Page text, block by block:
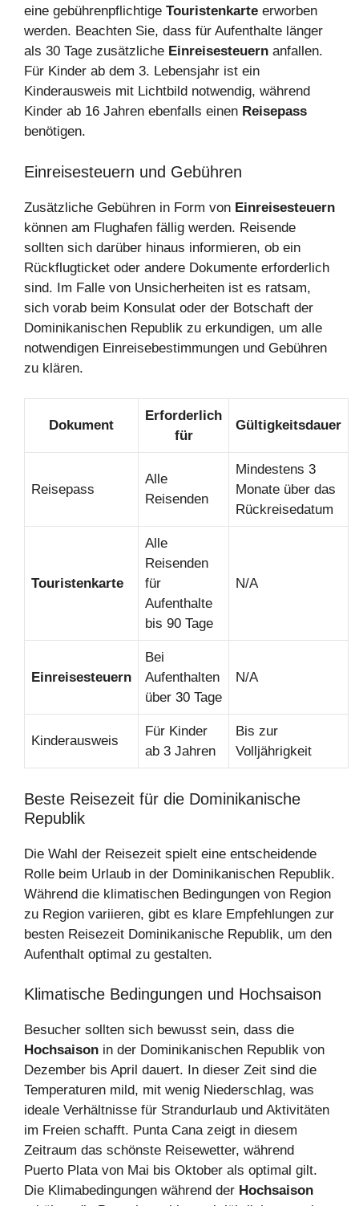
eine gebührenpflichtige Touristenkarte erworben
werden. Beachten Sie, dass für Aufenthalte länger
als 30 Tage zusätzliche Einreisesteuern anfallen.
Für Kinder ab dem 3. Lebensjahr ist ein
Kinderausweis mit Lichtbild notwendig, während
Kinder ab 16 Jahren ebenfalls einen Reisepass
benötigen.
Einreisesteuern und Gebühren
Zusätzliche Gebühren in Form von Einreisesteuern
können am Flughafen fällig werden. Reisende
sollten sich darüber hinaus informieren, ob ein
Rückflugticket oder andere Dokumente erforderlich
sind. Im Falle von Unsicherheiten ist es ratsam,
sich vorab beim Konsulat oder der Botschaft der
Dominikanischen Republik zu erkundigen, um alle
notwendigen Einreisebestimmungen und Gebühren
zu klären.
Dokument
Erforderlich
für
Gültigkeitsdauer
Reisepass
Alle
Reisenden
Mindestens 3
Monate über das
Rückreisedatum
Touristenkarte
Alle
Reisenden
für
Aufenthalte
bis 90 Tage
N/A
Einreisesteuern
Bei
Aufenthalten
über 30 Tage
N/A
Kinderausweis
Für Kinder
ab 3 Jahren
Bis zur
Volljährigkeit
Beste Reisezeit für die Dominikanische
Republik
Die Wahl der Reisezeit spielt eine entscheidende
Rolle beim Urlaub in der Dominikanischen Republik.
Während die klimatischen Bedingungen von Region
zu Region variieren, gibt es klare Empfehlungen zur
besten Reisezeit Dominikanische Republik, um den
Aufenthalt optimal zu gestalten.
Klimatische Bedingungen und Hochsaison
Besucher sollten sich bewusst sein, dass die
Hochsaison in der Dominikanischen Republik von
Dezember bis April dauert. In dieser Zeit sind die
Temperaturen mild, mit wenig Niederschlag, was
ideale Verhältnisse für Strandurlaub und Aktivitäten
im Freien schafft. Punta Cana zeigt in diesem
Zeitraum das schönste Reisewetter, während
Puerto Plata von Mai bis Oktober als optimal gilt.
Die Klimabedingungen während der Hochsaison